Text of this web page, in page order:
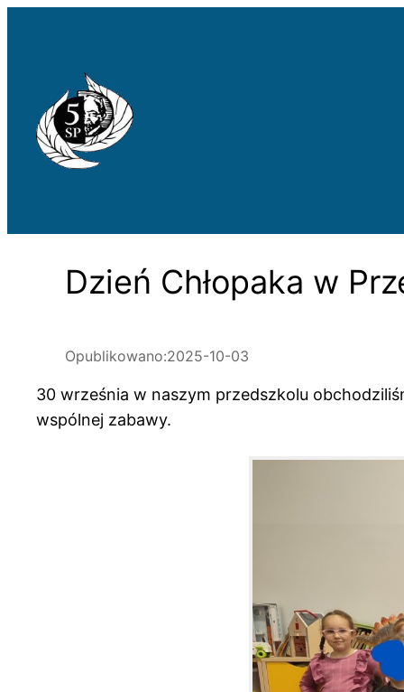
Dzień Chłopaka w
Opublikowano:2025-10-03
30 września w naszym przedszkolu
wspólnej zabawy.